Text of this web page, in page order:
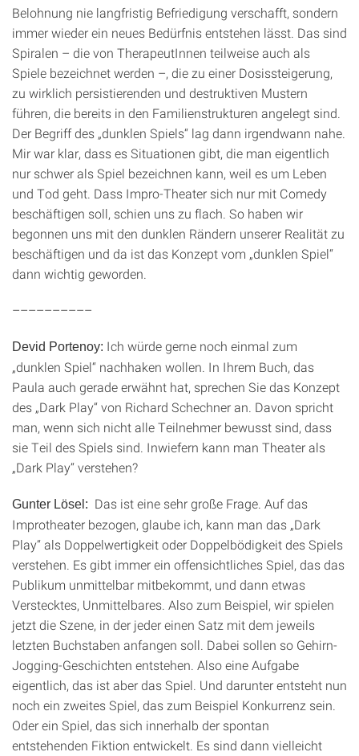
Belohnung nie langfristig Befriedigung verschafft, sondern
immer wieder ein neues Bedürfnis entstehen lässt. Das sind
Spiralen – die von TherapeutInnen teilweise auch als
Spiele bezeichnet werden –, die zu einer Dosissteigerung,
zu wirklich persistierenden und destruktiven Mustern
führen, die bereits in den Familienstrukturen angelegt sind.
Der Begriff des „dunklen Spiels“ lag dann irgendwann nahe.
Mir war klar, dass es Situationen gibt, die man eigentlich
nur schwer als Spiel bezeichnen kann, weil es um Leben
und Tod geht. Dass Impro-Theater sich nur mit Comedy
beschäftigen soll, schien uns zu flach. So haben wir
begonnen uns mit den dunklen Rändern unserer Realität zu
beschäftigen und da ist das Konzept vom „dunklen Spiel“
dann wichtig geworden.
––––––––––
Devid Portenoy: Ich würde gerne noch einmal zum
„dunklen Spiel“ nachhaken wollen. In Ihrem Buch, das
Paula auch gerade erwähnt hat, sprechen Sie das Konzept
des „Dark Play“ von Richard Schechner an. Davon spricht
man, wenn sich nicht alle Teilnehmer bewusst sind, dass
sie Teil des Spiels sind. Inwiefern kann man Theater als
„Dark Play“ verstehen?
Gunter Lösel: Das ist eine sehr große Frage. Auf das
Improtheater bezogen, glaube ich, kann man das „Dark
Play“ als Doppelwertigkeit oder Doppelbödigkeit des Spiels
verstehen. Es gibt immer ein offensichtliches Spiel, das das
Publikum unmittelbar mitbekommt, und dann etwas
Verstecktes, Unmittelbares. Also zum Beispiel, wir spielen
jetzt die Szene, in der jeder einen Satz mit dem jeweils
letzten Buchstaben anfangen soll. Dabei sollen so Gehirn-
Jogging-Geschichten entstehen. Also eine Aufgabe
eigentlich, das ist aber das Spiel. Und darunter entsteht nun
noch ein zweites Spiel, das zum Beispiel Konkurrenz sein.
Oder ein Spiel, das sich innerhalb der spontan
entstehenden Fiktion entwickelt. Es sind dann vielleicht